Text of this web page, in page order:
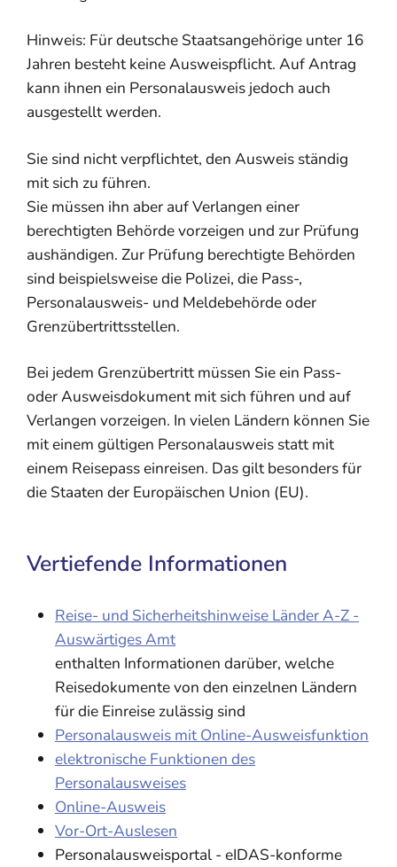
Hinweis: Für deutsche Staatsangehörige unter 16
Jahren besteht keine Ausweispflicht. Auf Antrag
kann ihnen ein Personalausweis jedoch auch
ausgestellt werden.
Sie sind nicht verpflichtet, den Ausweis ständig
mit sich zu führen.
Sie müssen ihn aber auf Verlangen einer
berechtigten Behörde vorzeigen und zur Prüfung
aushändigen. Zur Prüfung berechtigte Behörden
sind beispielsweise die Polizei, die Pass-,
Personalausweis- und Meldebehörde oder
Grenzübertrittsstellen.
Bei jedem Grenzübertritt müssen Sie ein Pass-
oder Ausweisdokument mit sich führen und auf
Verlangen vorzeigen. In vielen Ländern können Sie
mit einem gültigen Personalausweis statt mit
einem Reisepass einreisen. Das gilt besonders für
die Staaten der Europäischen Union (EU).
Vertiefende Informationen
Reise- und Sicherheitshinweise Länder A-Z -
Auswärtiges Amt
enthalten Informationen darüber, welche
Reisedokumente von den einzelnen Ländern
für die Einreise zulässig sind
Personalausweis mit Online-Ausweisfunktion
elektronische Funktionen des
Personalausweises
Online-Ausweis
Vor-Ort-Auslesen
Personalausweisportal - eIDAS-konforme